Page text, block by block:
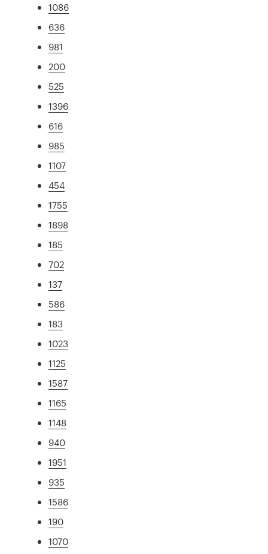
1086
636
981
200
525
1396
616
985
1107
454
1755
1898
185
702
137
586
183
1023
1125
1587
1165
1148
940
1951
935
1586
190
1070